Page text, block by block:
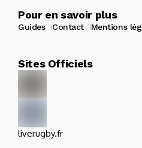
Pour en savoir plus
Guides Contact Mentions
Sites Officiels
liverugby.fr